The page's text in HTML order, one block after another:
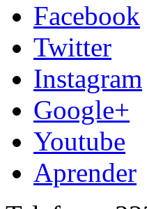
Facebook
Twitter
Instagram
Google+
Youtube
Aprender